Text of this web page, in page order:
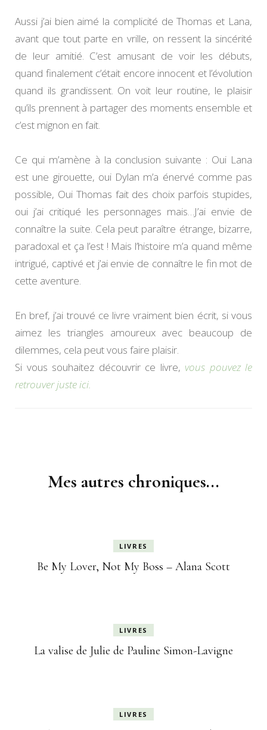
Aussi j’ai bien aimé la complicité de Thomas et Lana,
avant que tout parte en vrille, on ressent la sincérité
de leur amitié. C’est amusant de voir les débuts,
quand finalement c’était encore innocent et l’évolution
quand ils grandissent. On voit leur routine, le plaisir
qu’ils prennent à partager des moments ensemble et
c’est mignon en fait.
Ce qui m’amène à la conclusion suivante : Oui Lana
est une girouette, oui Dylan m’a énervé comme pas
possible, Oui Thomas fait des choix parfois stupides,
oui j’ai critiqué les personnages mais…J’ai envie de
connaître la suite. Cela peut paraître étrange, bizarre,
paradoxal et ça l’est ! Mais l’histoire m’a quand même
intrigué, captivé et j’ai envie de connaître le fin mot de
cette aventure.
En bref, j’ai trouvé ce livre vraiment bien écrit, si vous
aimez les triangles amoureux avec beaucoup de
dilemmes, cela peut vous faire plaisir.
Si vous souhaitez découvrir ce livre, vous pouvez le
retrouver juste ici.
Mes autres chroniques...
LIVRES
Be My Lover, Not My Boss – Alana Scott
LIVRES
La valise de Julie de Pauline Simon-Lavigne
LIVRES